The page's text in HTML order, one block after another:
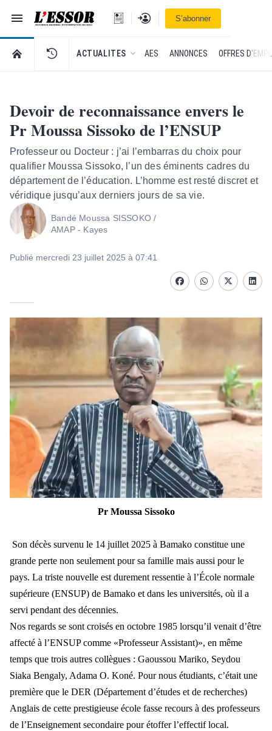
Navigation
L'Essor - retour à la une
Se connecterS’abonner
RETOUR À LA PAGE D’ACCUEIL DE L'ESSOR
ACTUALITES AES ANNONCES OFFRES
Devoir de reconnaissance envers le
Pr Moussa Sissoko de l’ENSUP
Professeur ou Docteur : j’ai l’embarras du choix pour
qualifier Moussa Sissoko, l’un des éminents cadres du
département de l’éducation. L’homme est resté discret et
véridique jusqu’aux derniers jours de sa vie.
Bandé Moussa SISSOKO /
AMAP - Kayes
Publié mercredi 23 juillet 2025 à 07:41
FacebookwhatsappTwitter
Pr Moussa Sissoko
Son décès survenu le 14 juillet 2025 à Bamako constitue une
grande perte non seulement pour sa famille mais aussi pour le
pays. La triste nouvelle est durement ressentie à l’École normale
supérieure (ENSUP) de Bamako et dans les universités, où il a
servi pendant des décennies.
Nos regards se sont croisés en octobre 1985 lorsqu’il venait d’être
affecté à l’ENSUP comme «Professeur Assistant)», en même
temps que trois autres collègues : Gaoussou Mariko, Seydou
Siaka Bengaly, Adama O. Koné. Pour nous étudiants, c’était une
première que le DER (Département d’études et de recherches)
Anglais de cette prestigieuse école fasse recours à des professeurs
de l’Enseignement secondaire pour étoffer l’effectif local.